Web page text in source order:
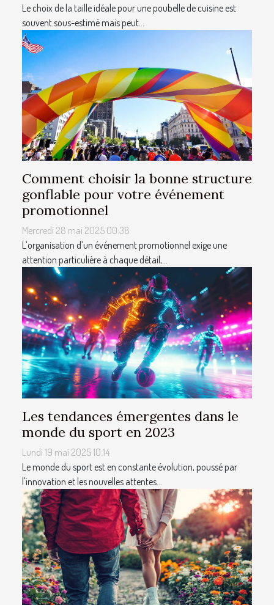
Le choix de la taille idéale pour une poubelle de cuisine est
souvent sous-estimé mais peut...
Comment choisir la bonne structure
gonflable pour votre événement
promotionnel
Mercredi 28 mai 2025 00:38
L’organisation d’un événement promotionnel exige une
attention particulière à chaque détail,...
Les tendances émergentes dans le
monde du sport en 2023
Lundi 19 mai 2025 10:14
Le monde du sport est en constante évolution, poussé par
l'innovation et les nouvelles attentes...